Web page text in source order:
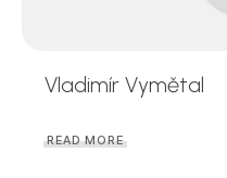
Vladimír Vymětal
READ MORE